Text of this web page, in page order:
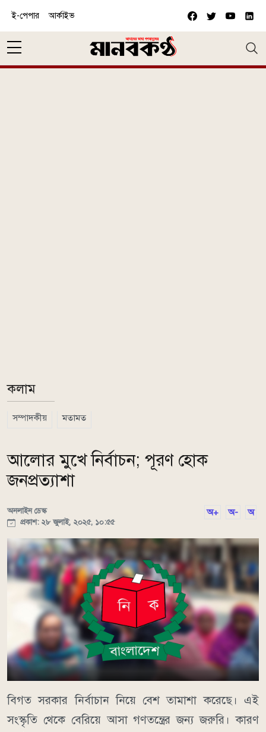
ই-পেপার আর্কাইভ
কলাম
সম্পাদকীয় মতামত
আলোর মুখে নির্বাচন; পূরণ হোক
জনপ্রত্যাশা
অনলাইন ডেস্ক
প্রকাশ: ২৮ জুলাই, ২০২৫, ১০:৫৫
অ+ অ- অ
বিগত সরকার নির্বাচান নিয়ে বেশ তামাশা করেছে। এই
সংস্কৃতি থেকে বেরিয়ে আসা গণতন্ত্রের জন্য জরুরি। কারণ